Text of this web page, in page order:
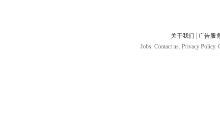
关于我们
广告服
Jobs. Contact us. Privacy